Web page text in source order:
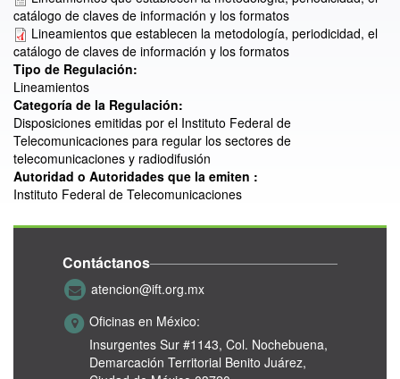
catálogo de claves de información y los formatos
Lineamientos que establecen la metodología, periodicidad, el
catálogo de claves de información y los formatos
Tipo de Regulación:
Lineamientos
Categoría de la Regulación:
Disposiciones emitidas por el Instituto Federal de
Telecomunicaciones para regular los sectores de
telecomunicaciones y radiodifusión
Autoridad o Autoridades que la emiten :
Instituto Federal de Telecomunicaciones
Contáctanos
atencion@ift.org.mx
Oficinas en México:
Insurgentes Sur #1143, Col. Nochebuena,
Demarcación Territorial Benito Juárez,